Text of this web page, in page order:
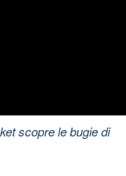
scopre le bugie di